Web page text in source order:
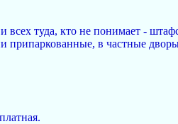
туда, кто не понимает -
в частные дворы